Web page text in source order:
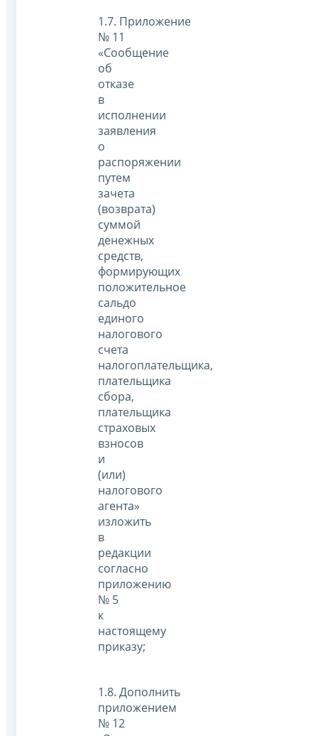
1.7. Приложение
№ 11
«Сообщение
об
отказе
в
исполнении
заявления
о
распоряжении
путем
зачета
(возврата)
суммой
денежных
средств,
формирующих
положительное
сальдо
единого
налогового
счета
налогоплательщика,
плательщика
сбора,
плательщика
страховых
взносов
и
(или)
налогового
агента»
изложить
в
редакции
согласно
приложению
№ 5
к
настоящему
приказу;
1.8. Дополнить
приложением
№ 12